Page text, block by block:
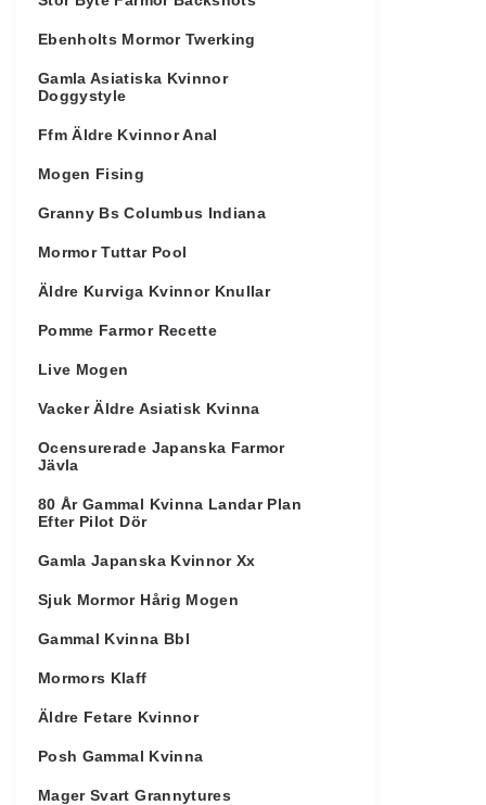
Ebenholts Mormor Twerking
Gamla Asiatiska Kvinnor
Doggystyle
Ffm Äldre Kvinnor Anal
Mogen Fising
Granny Bs Columbus Indiana
Mormor Tuttar Pool
Äldre Kurviga Kvinnor Knullar
Pomme Farmor Recette
Live Mogen
Vacker Äldre Asiatisk Kvinna
Ocensurerade Japanska Farmor
Jävla
80 År Gammal Kvinna Landar Plan
Efter Pilot Dör
Gamla Japanska Kvinnor Xx
Sjuk Mormor Hårig Mogen
Gammal Kvinna Bbl
Mormors Klaff
Äldre Fetare Kvinnor
Posh Gammal Kvinna
Mager Svart Grannytures